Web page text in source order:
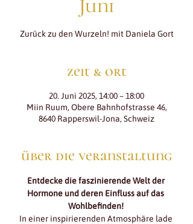
Juni
Zurück zu den Wurzeln! mit Daniela Gort
zeit & ort
20. Juni 2025, 14:00 – 18:00
Miin Ruum, Obere Bahnhofstrasse 46,
8640 Rapperswil-Jona, Schweiz
über die veranstaltung
Entdecke die faszinierende Welt der
Hormone und deren Einfluss auf das
Wohlbefinden!
In einer inspirierenden Atmosphäre lade